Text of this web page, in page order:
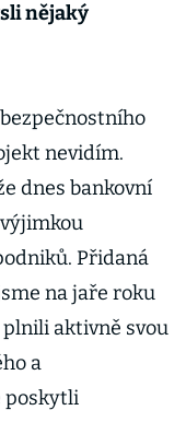
nějaký
nevidím.
dnes bankovní
Přidaná
na jaře roku
aktivně svou
a
poskytli